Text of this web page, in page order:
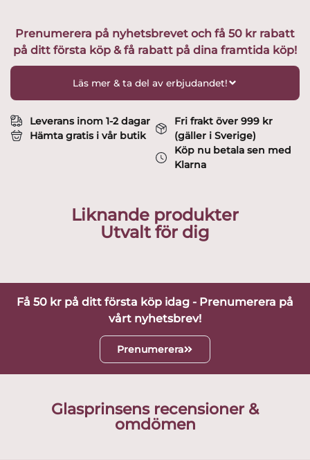
Karin
Björquist
Prenumerera på nyhetsbrevet och få 50 kr rabatt
på ditt första köp & få rabatt på dina framtida köp!
Läs mer & ta del av erbjudandet!
Leverans inom 1-2 dagar
Hämta gratis i vår butik
Fri frakt över 999 kr
(gäller i Sverige)
Köp nu betala sen med
Klarna
Liknande produkter
Utvalt för dig
Få 50 kr på ditt första köp idag - Prenumerera på
vårt nyhetsbrev!
Prenumerera
Glasprinsens recensioner &
omdömen